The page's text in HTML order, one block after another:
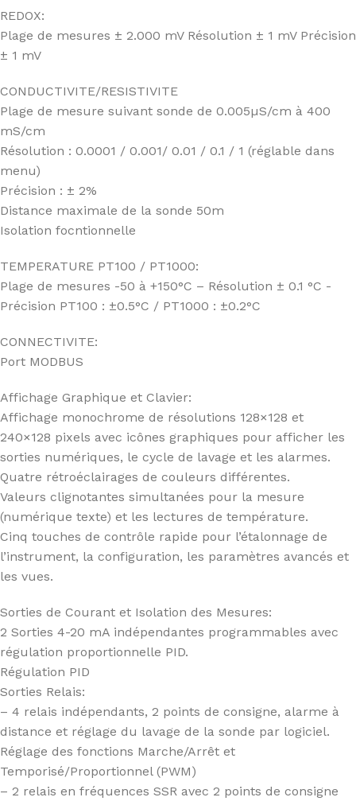
REDOX:
Plage de mesures ± 2.000 mV Résolution ± 1 mV Précision
± 1 mV
CONDUCTIVITE/RESISTIVITE
Plage de mesure suivant sonde de 0.005µS/cm à 400
mS/cm
Résolution : 0.0001 / 0.001/ 0.01 / 0.1 / 1 (réglable dans
menu)
Précision : ± 2%
Distance maximale de la sonde 50m
Isolation focntionnelle
TEMPERATURE PT100 / PT1000:
Plage de mesures -50 à +150°C – Résolution ± 0.1 °C -
Précision PT100 : ±0.5°C / PT1000 : ±0.2°C
CONNECTIVITE:
Port MODBUS
Affichage Graphique et Clavier:
Affichage monochrome de résolutions 128×128 et
240×128 pixels avec icônes graphiques pour afficher les
sorties numériques, le cycle de lavage et les alarmes.
Quatre rétroéclairages de couleurs différentes.
Valeurs clignotantes simultanées pour la mesure
(numérique texte) et les lectures de température.
Cinq touches de contrôle rapide pour l’étalonnage de
l’instrument, la configuration, les paramètres avancés et
les vues.
Sorties de Courant et Isolation des Mesures:
2 Sorties 4-20 mA indépendantes programmables avec
régulation proportionnelle PID.
Régulation PID
Sorties Relais:
– 4 relais indépendants, 2 points de consigne, alarme à
distance et réglage du lavage de la sonde par logiciel.
Réglage des fonctions Marche/Arrêt et
Temporisé/Proportionnel (PWM)
– 2 relais en fréquences SSR avec 2 points de consigne